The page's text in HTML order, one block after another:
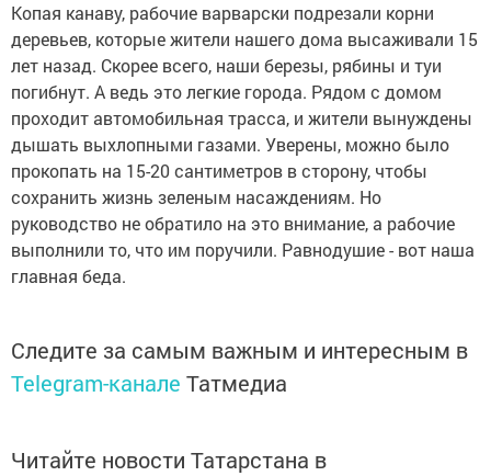
Копая канаву, рабочие варварски подрезали корни
деревьев, которые жители нашего дома высаживали 15
лет назад. Скорее всего, наши березы, рябины и туи
погибнут. А ведь это легкие города. Рядом с домом
проходит автомобильная трасса, и жители вынуждены
дышать выхлопными газами. Уверены, можно было
прокопать на 15-20 сантиметров в сторону, чтобы
сохранить жизнь зеленым насаждениям. Но
руководство не обратило на это внимание, а рабочие
выполнили то, что им поручили. Равнодушие - вот наша
главная беда.
Следите за самым важным и интересным в
Telegram-канале Татмедиа
Читайте новости Татарстана в